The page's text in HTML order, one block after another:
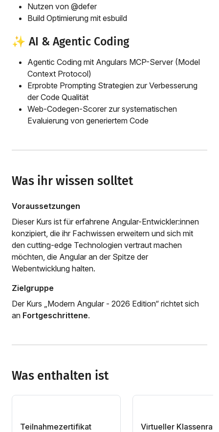
Nutzen von @defer
Build Optimierung mit esbuild
✨ AI & Agentic Coding
Agentic Coding mit Angulars MCP-Server (Model
Context Protocol)
Erprobte Prompting Strategien zur Verbesserung
der Code Qualität
Web-Codegen-Scorer zur systematischen
Evaluierung von generiertem Code
Was ihr wissen solltet
Voraussetzungen
Dieser Kurs ist für erfahrene Angular-Entwickler:innen
konzipiert, die ihr Fachwissen erweitern und sich mit
den cutting-edge Technologien vertraut machen
möchten, die Angular an der Spitze der
Webentwicklung halten.
Zielgruppe
Der Kurs „Modern Angular - 2026 Edition“ richtet sich
an Fortgeschrittene.
Was enthalten ist
Teilnahmezertifikat Virtueller